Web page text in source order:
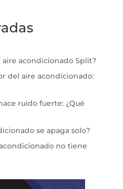
aire acondicionado Split?
del aire acondicionado:
ruido fuerte: ¿Qué
se apaga solo?
no tiene